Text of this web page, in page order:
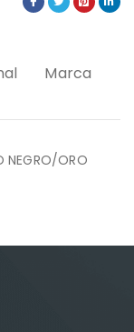
Marca
NEGRO/ORO